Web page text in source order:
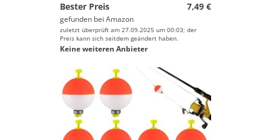
Bester Preis
7,49 €
gefunden bei Amazon
zuletzt überprüft am 27.09.2025 um 00:03; der
Preis kann sich seitdem geändert haben.
Keine weiteren Anbieter